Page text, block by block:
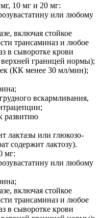
10 мг и 20 мг:
или любому
включая стойкое
трансаминаз и любое
в сыворотке крови
границей нормы);
(КК менее 30 мл/мин);
вскармливания,
развитию
лактазы или глюкозо-
содержит лактозу).
мг:
или любому
включая стойкое
трансаминаз и любое
в сыворотке крови